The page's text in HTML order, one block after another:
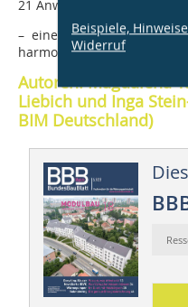
21 Anwendungsfälle,
– eine editierbare Vorlage
harmonisierten Liste der
Autoren: Magdalena
Liebich und Inga
BIM Deutschland)
Beispiele,
Widerruf